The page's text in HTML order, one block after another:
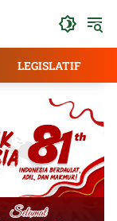
LEGISLATIF